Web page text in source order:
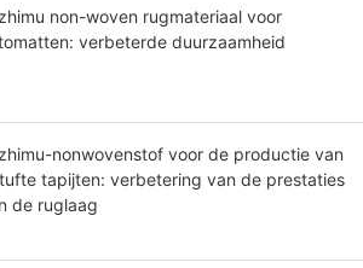
non-woven rugmateriaal voor
verbeterde duurzaamheid
nonwovenstof voor de productie van
tapijten: verbetering van de prestaties
de ruglaag